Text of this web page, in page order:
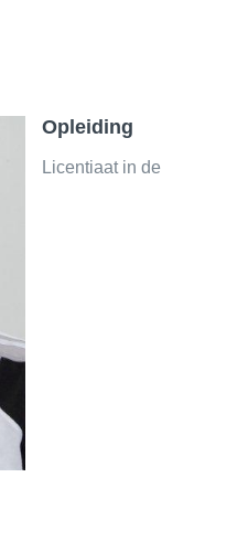
Opleiding
Licentiaat in de